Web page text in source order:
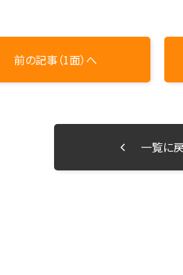
前の記事（1面）へ
一覧に